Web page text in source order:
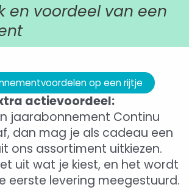
en voordeel van een
op een rijtje
actievoordeel:
jaarabonnement Continu
dan mag je als cadeau een
ons assortiment uitkiezen.
uit wat je kiest, en het wordt
eerste levering meegestuurd.